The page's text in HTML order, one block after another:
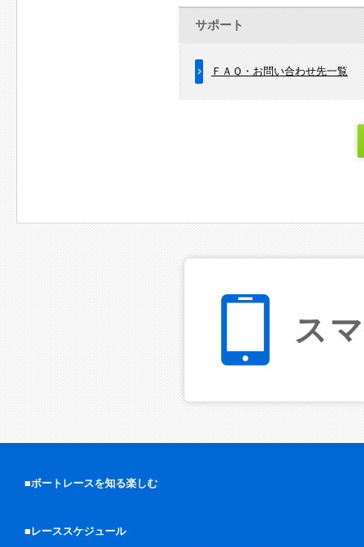
サポート
ＦＡＱ・お問い合わせ先一覧
ス
■ボートレースを知る楽しむ
■レーススケジュール